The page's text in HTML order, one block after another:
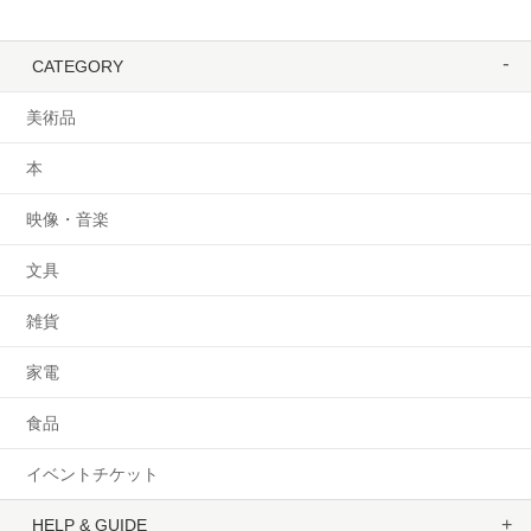
CATEGORY
美術品
本
映像・音楽
文具
雑貨
家電
食品
イベントチケット
HELP & GUIDE